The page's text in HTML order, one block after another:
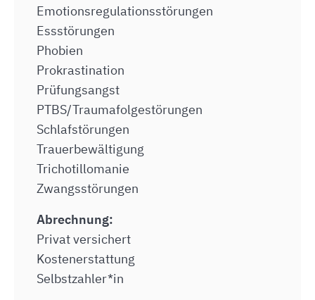
Emotionsregulationsstörungen
Essstörungen
Phobien
Prokrastination
Prüfungsangst
PTBS/Traumafolgestörungen
Schlafstörungen
Trauerbewältigung
Trichotillomanie
Zwangsstörungen
Abrechnung:
Privat versichert
Kostenerstattung
Selbstzahler*in